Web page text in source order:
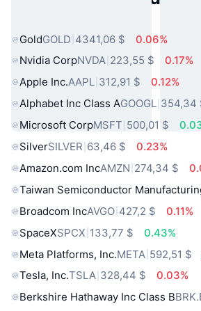
GoldGOLD 4341,06 $
0.06%
Nvidia CorpNVDA 223,55 $
0.17%
Apple Inc.AAPL 312,91 $
0.12%
Alphabet Inc Class AGOOGL 354,34
Microsoft CorpMSFT 500,01 $
SilverSILVER 63,46 $
0.23%
Amazon.com IncAMZN 274,34 $
Taiwan Semiconductor
Broadcom IncAVGO 427,2 $
0.11%
SpaceXSPCX 133,77 $
0.43%
Meta Platforms, Inc.META 592,51 $
Tesla, Inc.TSLA 328,44 $
0.03%
Berkshire Hathaway Inc Class B